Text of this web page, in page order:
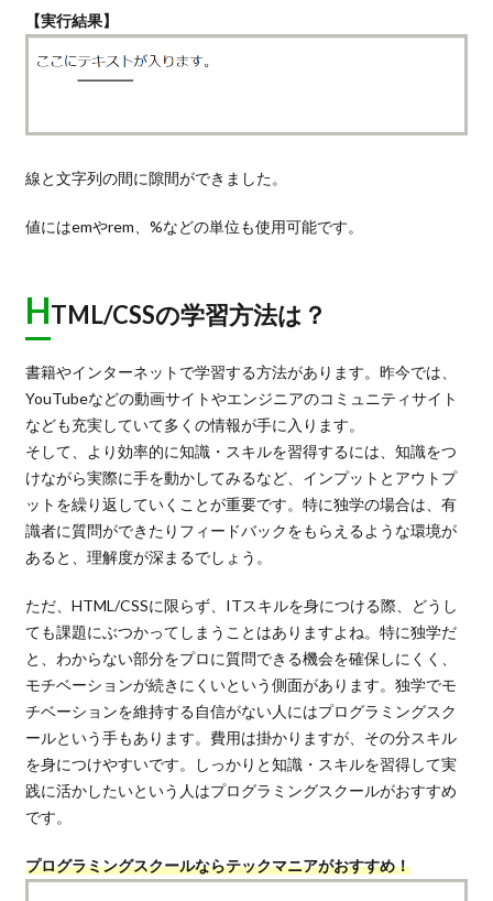
【実行結果】
線と文字列の間に隙間ができました。
値にはemやrem、%などの単位も使用可能です。
HTML/CSSの学習方法は？
書籍やインターネットで学習する方法があります。昨今では、
YouTubeなどの動画サイトやエンジニアのコミュニティサイト
なども充実していて多くの情報が手に入ります。
そして、より効率的に知識・スキルを習得するには、知識をつ
けながら実際に手を動かしてみるなど、インプットとアウトプ
ットを繰り返していくことが重要です。特に独学の場合は、有
識者に質問ができたりフィードバックをもらえるような環境が
あると、理解度が深まるでしょう。
ただ、HTML/CSSに限らず、ITスキルを身につける際、どうし
ても課題にぶつかってしまうことはありますよね。特に独学だ
と、わからない部分をプロに質問できる機会を確保しにくく、
モチベーションが続きにくいという側面があります。独学でモ
チベーションを維持する自信がない人にはプログラミングスク
ールという手もあります。費用は掛かりますが、その分スキル
を身につけやすいです。しっかりと知識・スキルを習得して実
践に活かしたいという人はプログラミングスクールがおすすめ
です。
プログラミングスクールならテックマニアがおすすめ！